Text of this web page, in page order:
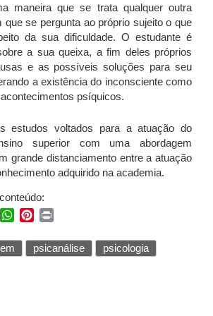
maneira que se trata qualquer outra
que se pergunta ao próprio sujeito o que
da sua dificuldade. O estudante é
a sua queixa, a fim deles próprios
e as possíveis soluções para seu
a existência do inconsciente como
psíquicos.
estudos voltados para a atuação do
superior com uma abordagem
grande distanciamento entre a atuação
adquirido na academia.
LinkedInWhatsApp
Pinterest
psicanálise
psicologia